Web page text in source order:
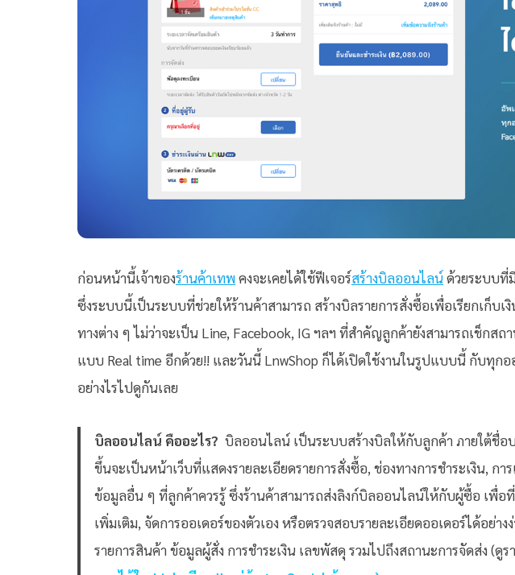
ก่อนหน้านี้เจ้าของร้านค้าเทพคงจะเคยได้ใช้ฟีเจอร์สร้างบิลออนไลน์ด้วยระบบที่
ซึ่งระบบนี้เป็นระบบที่ช่วยให้ร้านค้าสามารถ สร้างบิลรายการสั่งซื้อเพื่อเรียกเก็บ
ทางต่าง ๆ ไม่ว่าจะเป็น Line, Facebook, IG ฯลฯ ที่สำคัญลูกค้ายังสามารถเช็กสถ
แบบ Real time อีกด้วย!! และวันนี้ LnwShop ก็ได้เปิดใช้งานในรูปแบบนี้ กับทุก
อย่างไรไปดูกันเลย
บิลออนไลน์ คืออะไร? บิลออนไลน์ เป็นระบบสร้างบิลให้กับลูกค้า ภายใต้ชื่อ
ขึ้นจะเป็นหน้าเว็บที่แสดงรายละเอียดรายการสั่งซื้อ, ช่องทางการชำระเงิน, กา
ข้อมูลอื่น ๆ ที่ลูกค้าควรรู้ ซึ่งร้านค้าสามารถส่งลิงก์บิลออนไลน์ให้กับผู้ซื้อ เพื่อ
เพิ่มเติม, จัดการออเดอร์ของตัวเอง หรือตรวจสอบรายละเอียดออเดอร์ได้อย่าง
รายการสินค้า ข้อมูลผู้สั่ง การชำระเงิน เลขพัสดุ รวมไปถึงสถานะการจัดส่ง (ดู